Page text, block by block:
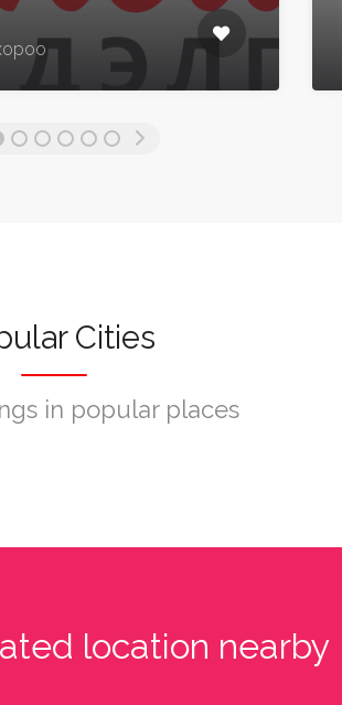
Cities
in popular places
location nearby